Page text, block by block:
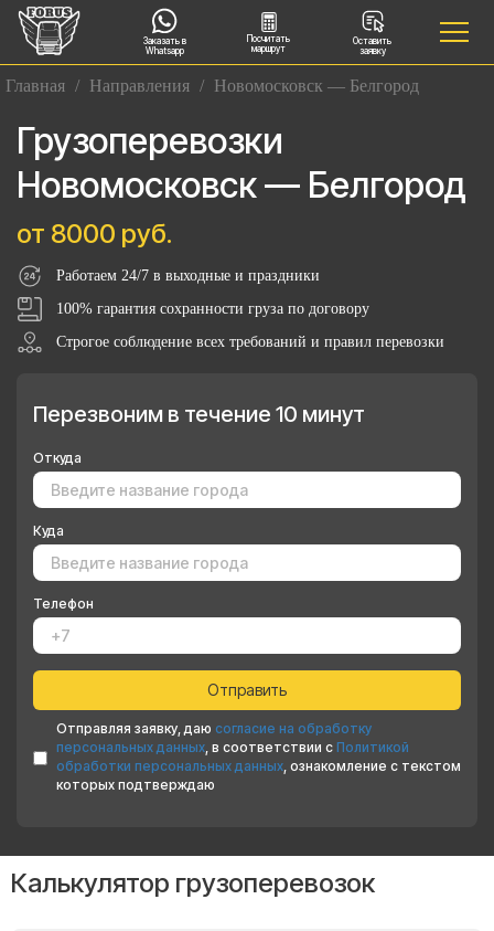
Заказать в
Whatsapp
Посчитать
маршрут
Оставить
заявку
Главная / Направления / Новомосковск — Белгород
Грузоперевозки
Новомосковск — Белгород
от 8000 руб.
Работаем 24/7 в выходные и праздники
100% гарантия сохранности груза по договору
Строгое соблюдение всех требований и правил перевозки
Перезвоним в течение 10 минут
Откуда
Куда
Телефон
Отправляя заявку, даю согласие на обработку
персональных данных, в соответствии с Политикой
обработки персональных данных, ознакомление с текстом
которых подтверждаю
Калькулятор грузоперевозок